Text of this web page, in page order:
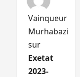
Vainqueur
Murhabazi
sur
Exetat
2023-